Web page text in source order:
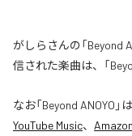
がしらさんの「Beyond
信された楽曲は、「
なお「Beyond ANOYO 」
YouTube Music、